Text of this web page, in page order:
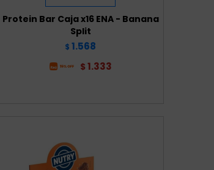
Protein Bar Caja x16 ENA - Banana
Split
$ 1.568
$ 1.333